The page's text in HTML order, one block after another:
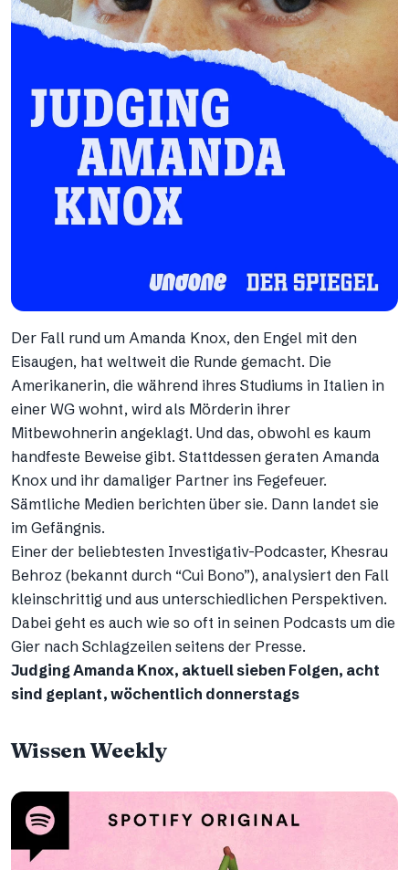
Der Fall rund um Amanda Knox, den Engel mit den
Eisaugen, hat weltweit die Runde gemacht. Die
Amerikanerin, die während ihres Studiums in Italien in
einer WG wohnt, wird als Mörderin ihrer
Mitbewohnerin angeklagt. Und das, obwohl es kaum
handfeste Beweise gibt. Stattdessen geraten Amanda
Knox und ihr damaliger Partner ins Fegefeuer.
Sämtliche Medien berichten über sie. Dann landet sie
im Gefängnis.
Einer der beliebtesten Investigativ-Podcaster, Khesrau
Behroz (bekannt durch “Cui Bono”), analysiert den Fall
kleinschrittig und aus unterschiedlichen Perspektiven.
Dabei geht es auch wie so oft in seinen Podcasts um die
Gier nach Schlagzeilen seitens der Presse.
Judging Amanda Knox, aktuell sieben Folgen, acht
sind geplant, wöchentlich donnerstags
Wissen Weekly